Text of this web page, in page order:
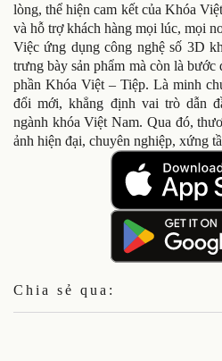
lòng, thể hiện cam kết của Khóa
và hỗ trợ khách hàng mọi lúc, mọi
Việc ứng dụng công nghệ số 3D
trưng bày sản phẩm mà còn là
phần Khóa Việt – Tiệp. Là minh
đổi mới, khẳng định vai trò dẫn
ngành khóa Việt Nam. Qua đó,
ảnh hiện đại, chuyên nghiệp, xứng
Chia sẻ qua: